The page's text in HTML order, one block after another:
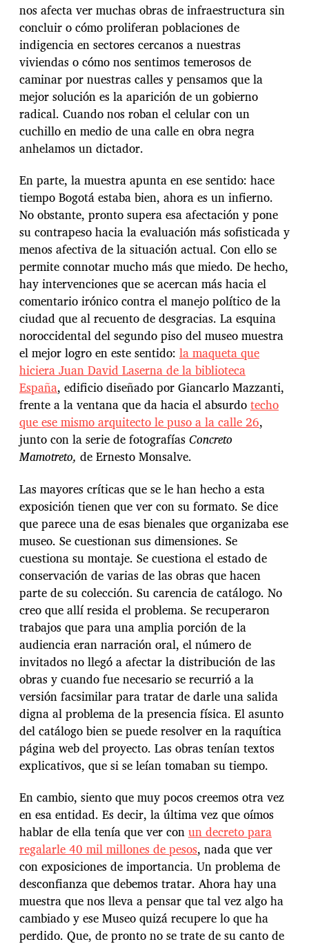
nos afecta ver muchas obras de infraestructura sin
concluir o cómo proliferan poblaciones de
indigencia en sectores cercanos a nuestras
viviendas o cómo nos sentimos temerosos de
caminar por nuestras calles y pensamos que la
mejor solución es la aparición de un gobierno
radical. Cuando nos roban el celular con un
cuchillo en medio de una calle en obra negra
anhelamos un dictador.
En parte, la muestra apunta en ese sentido: hace
tiempo Bogotá estaba bien, ahora es un infierno.
No obstante, pronto supera esa afectación y pone
su contrapeso hacia la evaluación más sofisticada y
menos afectiva de la situación actual. Con ello se
permite connotar mucho más que miedo. De hecho,
hay intervenciones que se acercan más hacia el
comentario irónico contra el manejo político de la
ciudad que al recuento de desgracias. La esquina
noroccidental del segundo piso del museo muestra
el mejor logro en este sentido: la maqueta que
hiciera Juan David Laserna de la biblioteca
España, edificio diseñado por Giancarlo Mazzanti,
frente a la ventana que da hacia el absurdotecho
que ese mismo arquitecto le puso a la calle 26,
junto con la serie de fotografíasConcreto
Mamotreto, de Ernesto Monsalve.
Las mayores críticas que se le han hecho a esta
exposición tienen que ver con su formato. Se dice
que parece una de esas bienales que organizaba ese
museo. Se cuestionan sus dimensiones. Se
cuestiona su montaje. Se cuestiona el estado de
conservación de varias de las obras que hacen
parte de su colección. Su carencia de catálogo. No
creo que allí resida el problema. Se recuperaron
trabajos que para una amplia porción de la
audiencia eran narración oral, el número de
invitados no llegó a afectar la distribución de las
obras y cuando fue necesario se recurrió a la
versión facsimilar para tratar de darle una salida
digna al problema de la presencia física. El asunto
del catálogo bien se puede resolver en la raquítica
página web del proyecto. Las obras tenían textos
explicativos, que si se leían tomaban su tiempo.
En cambio, siento que muy pocos creemos otra vez
en esa entidad. Es decir, la última vez que oímos
hablar de ella tenía que ver conun decreto para
regalarle 40 mil millones de pesos, nada que ver
con exposiciones de importancia. Un problema de
desconfianza que debemos tratar. Ahora hay una
muestra que nos lleva a pensar que tal vez algo ha
cambiado y ese Museo quizá recupere lo que ha
perdido. Que, de pronto no se trate de su canto de